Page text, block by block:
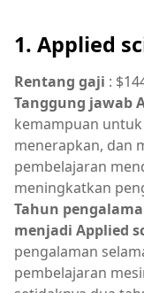
1. Applied
Rentang gaji :
Tanggung jawab
kemampuan
menerapkan, dan
pembelajaran
meningkatkan
Tahun
menjadi Applied
pengalaman
pembelajaran